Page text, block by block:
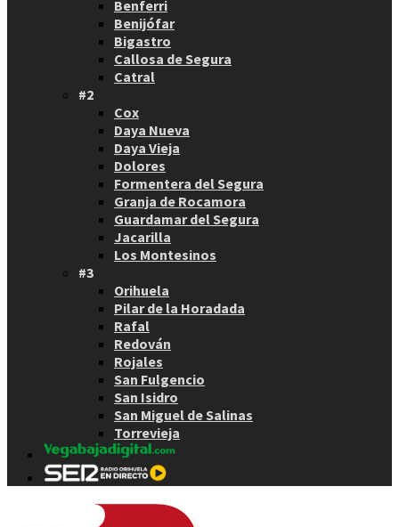
Benferri
Benijófar
Bigastro
Callosa de Segura
Catral
#2
Cox
Daya Nueva
Daya Vieja
Dolores
Formentera del Segura
Granja de Rocamora
Guardamar del Segura
Jacarilla
Los Montesinos
#3
Orihuela
Pilar de la Horadada
Rafal
Redován
Rojales
San Fulgencio
San Isidro
San Miguel de Salinas
Torrevieja